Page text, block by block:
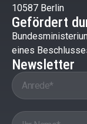
10587 Berlin
Gefördert
eines
Newsletter